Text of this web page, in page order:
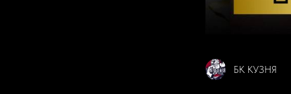
БК КУЗНЯ